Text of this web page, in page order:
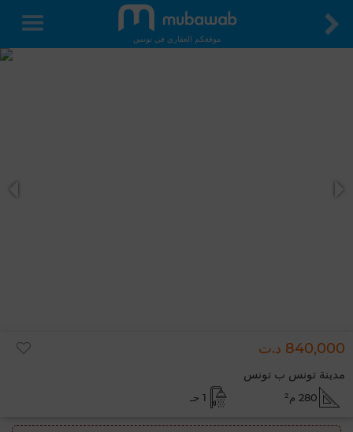
موقعكم العقاري في تونس
840,000 د.ت
مدينة تونس ب تونس
280 م² 1 حـ